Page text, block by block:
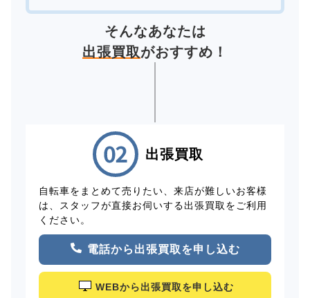
そんなあなたは
出張買取がおすすめ！
出張買取
自転車をまとめて売りたい、来店が難しいお客様
は、スタッフが直接お伺いする出張買取をご利用
ください。
電話から出張買取を申し込む
WEBから出張買取を申し込む